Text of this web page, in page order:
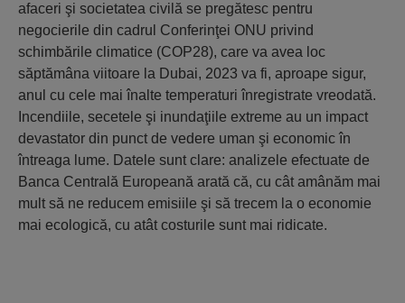
afaceri şi societatea civilă se pregătesc pentru
negocierile din cadrul Conferinţei ONU privind
schimbările climatice (COP28), care va avea loc
săptămâna viitoare la Dubai, 2023 va fi, aproape sigur,
anul cu cele mai înalte temperaturi înregistrate vreodată.
Incendiile, secetele şi inundaţiile extreme au un impact
devastator din punct de vedere uman şi economic în
întreaga lume. Datele sunt clare: analizele efectuate de
Banca Centrală Europeană arată că, cu cât amânăm mai
mult să ne reducem emisiile şi să trecem la o economie
mai ecologică, cu atât costurile sunt mai ridicate.